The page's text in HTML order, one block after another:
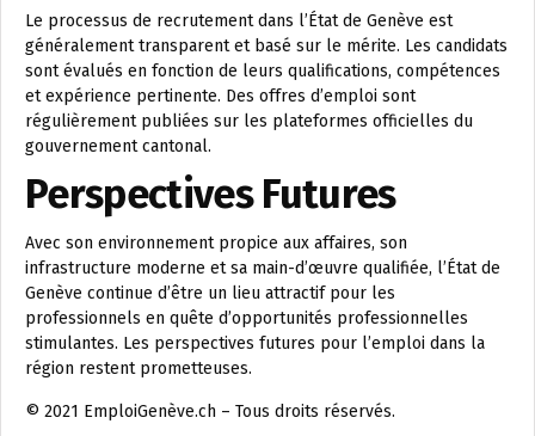
Le processus de recrutement dans l’État de Genève est
généralement transparent et basé sur le mérite. Les candidats
sont évalués en fonction de leurs qualifications, compétences
et expérience pertinente. Des offres d’emploi sont
régulièrement publiées sur les plateformes officielles du
gouvernement cantonal.
Perspectives Futures
Avec son environnement propice aux affaires, son
infrastructure moderne et sa main-d’œuvre qualifiée, l’État de
Genève continue d’être un lieu attractif pour les
professionnels en quête d’opportunités professionnelles
stimulantes. Les perspectives futures pour l’emploi dans la
région restent prometteuses.
© 2021 EmploiGenève.ch – Tous droits réservés.